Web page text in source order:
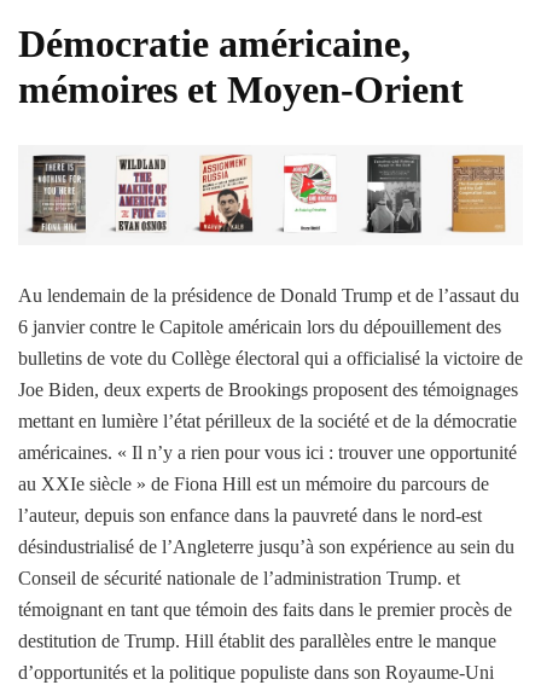
Démocratie américaine,
mémoires et Moyen-Orient
Au lendemain de la présidence de Donald Trump et de l’assaut du
6 janvier contre le Capitole américain lors du dépouillement des
bulletins de vote du Collège électoral qui a officialisé la victoire de
Joe Biden, deux experts de Brookings proposent des témoignages
mettant en lumière l’état périlleux de la société et de la démocratie
américaines. « Il n’y a rien pour vous ici : trouver une opportunité
au XXIe siècle » de Fiona Hill est un mémoire du parcours de
l’auteur, depuis son enfance dans la pauvreté dans le nord-est
désindustrialisé de l’Angleterre jusqu’à son expérience au sein du
Conseil de sécurité nationale de l’administration Trump. et
témoignant en tant que témoin des faits dans le premier procès de
destitution de Trump. Hill établit des parallèles entre le manque
d’opportunités et la politique populiste dans son Royaume-Uni